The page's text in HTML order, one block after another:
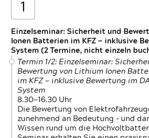
1
Einzelseminar: Sicherheit und
Ionen Batterien im KFZ — inklusive
System (2 Termine, nicht einzeln
Termin 1/2: Einzelseminar:
Bewertung von Lithium Ionen
im KFZ — inklusive Bewertung im
System
8.30—16.30 Uhr
Die Bewertung von
zunehmend an Bedeutung – und
Wissen rund um die